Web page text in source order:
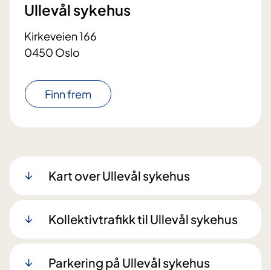
Ullevål sykehus
Kirkeveien 166
0450 Oslo
Finn frem
Kart over Ullevål sykehus
Kollektivtrafikk til Ullevål sykehus
Parkering på Ullevål sykehus